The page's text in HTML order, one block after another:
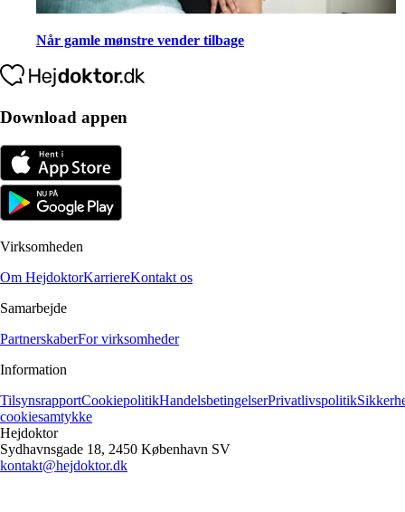
Når gamle mønstre vender tilbage
Download appen
Virksomheden
Om HejdoktorKarriereKontakt os
Samarbejde
PartnerskaberFor virksomheder
Information
TilsynsrapportCookiepolitikHandelsbetingelserPrivatlivspolitik
cookiesamtykke
Hejdoktor
Sydhavnsgade 18, 2450 København SV
kontakt@hejdoktor.dk